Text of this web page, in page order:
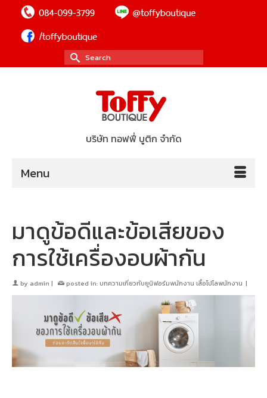
Search
for:
บริษัท ทอฟฟี่ บูติก จำกัด
Menu
มาดูข้อดีและข้อเสียของ
การใช้เครื่องอบผ้ากัน
by admin | posted in:บทความเกี่ยวกับยูนิฟอร์มพนักงาน เสื้อโปโลพนักงาน |